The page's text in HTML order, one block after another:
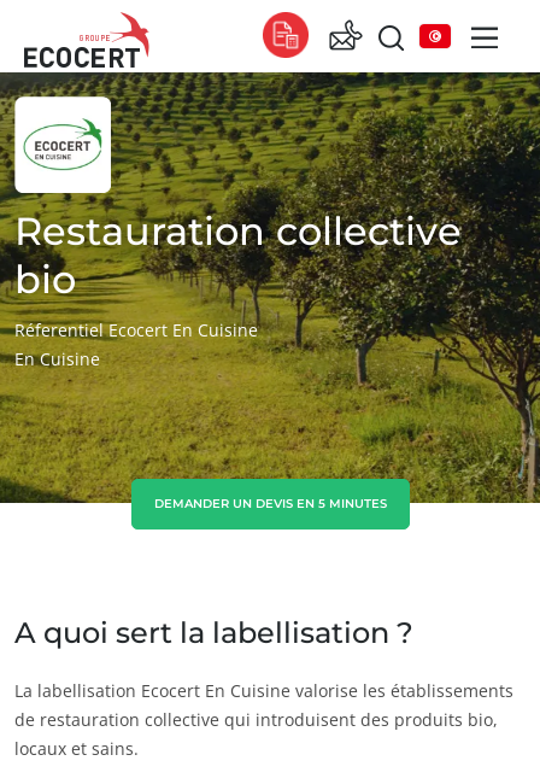
NOS SERVICES
Certification
Formation
Conseil
Global
Global (anglais)
Global (espagnol)
Global (français)
Afrique
Afrique du Sud (anglais)
Tunisie (français)
Asie
Chine (chinois)
Japon (japonais)
Amérique
Argentine (espagnol)
Restauration collective
bio
Réferentiel Ecocert En Cuisine
En Cuisine
DEMANDER UN DEVIS EN 5 MINUTES
A quoi sert la labellisation ?
La labellisation Ecocert En Cuisine valorise les établissements
de restauration collective qui introduisent des produits bio,
locaux et sains.